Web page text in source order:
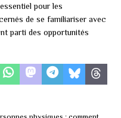
pour les
de se familiariser avec
parti des opportunités